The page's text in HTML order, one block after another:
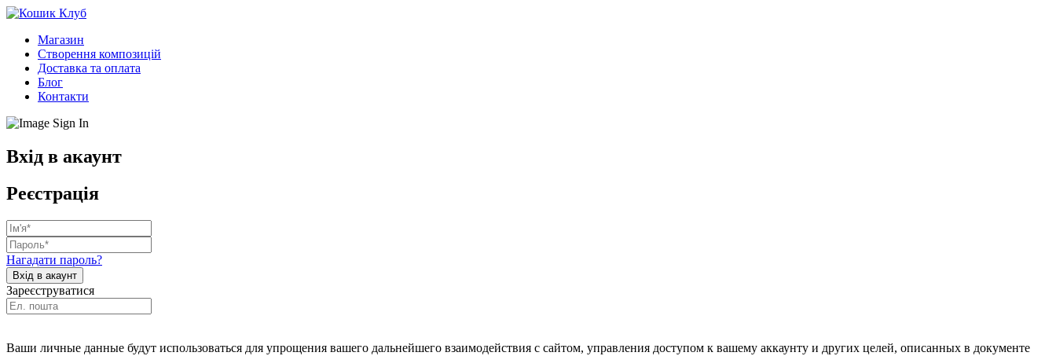
Магазин
Створення композицій
Доставка та оплата
Блог
Контакти
Вхід в акаунт
Реєстрація
Нагадати пароль?
Зареєструватися
Ваши личные данные будут использоваться для упрощения вашего дальнейшего взаимодействия с сайтом, управления доступом к вашему аккаунту и других целей, описанных в документе